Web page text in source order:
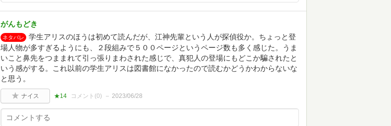
がんもどき
ネタバレ
学生アリスのほうは初めて読んだが、江神先輩という人が探偵役か。ちょっと登
場人物が多すぎるようにも、２段組みで５００ページというページ数も多く感じた。うま
いこと鼻先をつままれて引っ張りまわされた感じで、真犯人の登場にもどこか騙されたと
いう感がする。これ以前の学生アリスは図書館になかったので読むかどうかわからないな
と思う。
ナイス ★14 コメント(0) 2023/06/28